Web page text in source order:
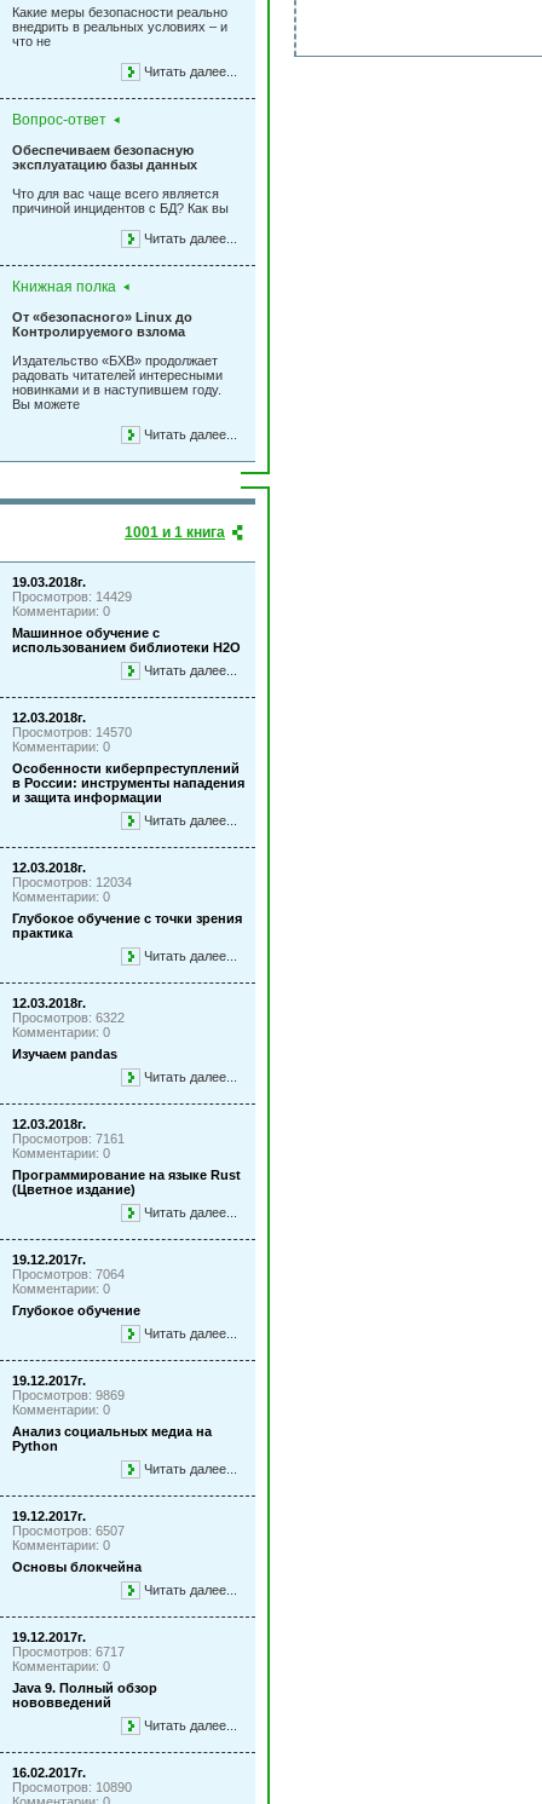
Какие меры безопасности реально
внедрить в реальных условиях – и
что не
Читать далее...
Вопрос-ответ
Обеспечиваем безопасную
эксплуатацию базы данных
Что для вас чаще всего является
причиной инцидентов с БД? Как вы
Читать далее...
Книжная полка
От «безопасного» Linux до
Контролируемого взлома
Издательство «БХВ» продолжает
радовать читателей интересными
новинками и в наступившем году.
Вы можете
Читать далее...
1001 и 1 книга
19.03.2018г.
Просмотров: 14429
Комментарии: 0
Машинное обучение с
использованием библиотеки Н2О
Читать далее...
12.03.2018г.
Просмотров: 14570
Комментарии: 0
Особенности киберпреступлений
в России: инструменты нападения
и защита информации
Читать далее...
12.03.2018г.
Просмотров: 12034
Комментарии: 0
Глубокое обучение с точки зрения
практика
Читать далее...
12.03.2018г.
Просмотров: 6322
Комментарии: 0
Изучаем pandas
Читать далее...
12.03.2018г.
Просмотров: 7161
Комментарии: 0
Программирование на языке Rust
(Цветное издание)
Читать далее...
19.12.2017г.
Просмотров: 7064
Комментарии: 0
Глубокое обучение
Читать далее...
19.12.2017г.
Просмотров: 9869
Комментарии: 0
Анализ социальных медиа на
Python
Читать далее...
19.12.2017г.
Просмотров: 6507
Комментарии: 0
Основы блокчейна
Читать далее...
19.12.2017г.
Просмотров: 6717
Комментарии: 0
Java 9. Полный обзор
нововведений
Читать далее...
16.02.2017г.
Просмотров: 10890